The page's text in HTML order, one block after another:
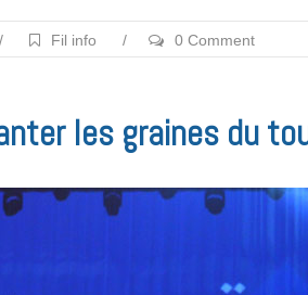
/ Fil info / 0 Comment
les graines du